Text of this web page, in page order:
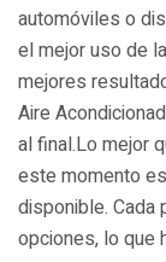
automóviles o
el mejor uso de
mejores
Aire
al final.Lo mejor
este momento
disponible. Cada
opciones, lo que